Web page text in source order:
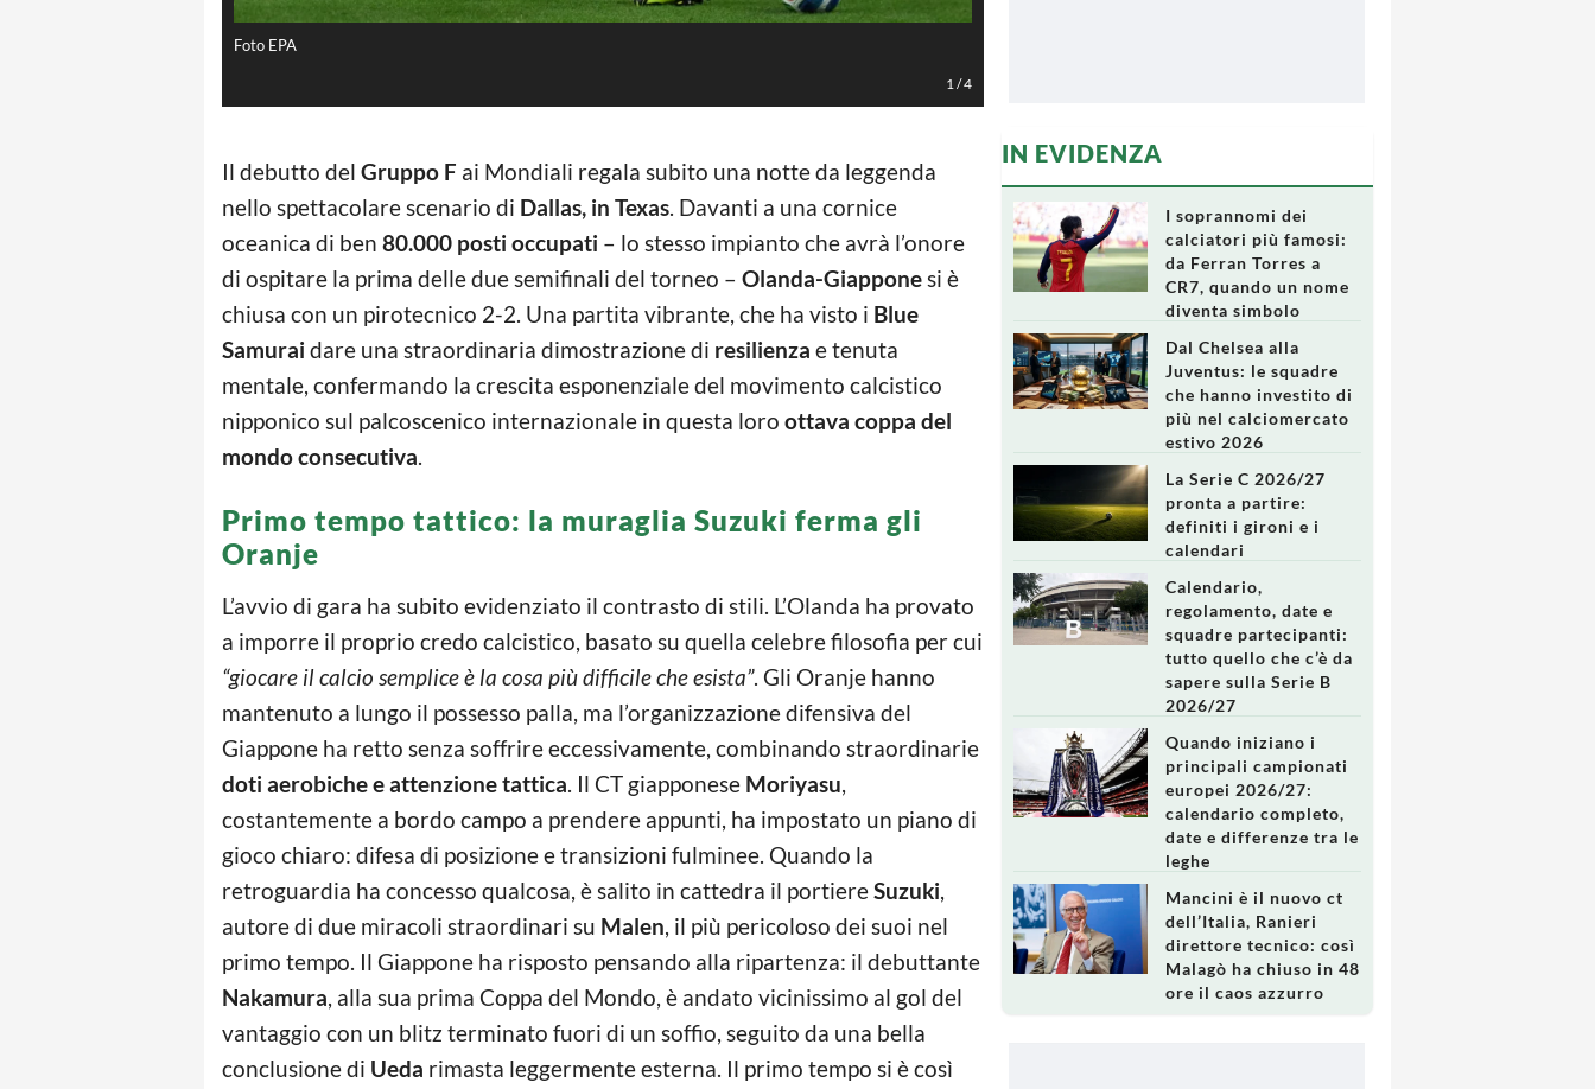
Foto EPA
1/4
Il debutto del Gruppo F ai Mondiali regala subito una notte da leggenda
nello spettacolare scenario di Dallas, in Texas. Davanti a una cornice
oceanica di ben 80.000 posti occupati – lo stesso impianto che avrà l’onore
di ospitare la prima delle due semifinali del torneo – Olanda-Giapponesi è
chiusa con un pirotecnico 2-2. Una partita vibrante, che ha visto i Blue
Samurai dare una straordinaria dimostrazione di resilienza e tenuta
mentale, confermando la crescita esponenziale del movimento calcistico
nipponico sul palcoscenico internazionale in questa loro ottava coppa del
mondo consecutiva.
Primo tempo tattico: la muraglia Suzuki ferma gli
Oranje
L’avvio di gara ha subito evidenziato il contrasto di stili. L’Olanda ha provato
a imporre il proprio credo calcistico, basato su quella celebre filosofia per cui
“giocare il calcio semplice è la cosa più difficile che esista”. Gli Oranje hanno
mantenuto a lungo il possesso palla, ma l’organizzazione difensiva del
Giappone ha retto senza soffrire eccessivamente, combinando straordinarie
doti aerobiche e attenzione tattica. Il CT giapponese Moriyasu,
costantemente a bordo campo a prendere appunti, ha impostato un piano di
gioco chiaro: difesa di posizione e transizioni fulminee. Quando la
retroguardia ha concesso qualcosa, è salito in cattedra il portiereSuzuki,
autore di due miracoli straordinari su Malen, il più pericoloso dei suoi nel
primo tempo. Il Giappone ha risposto pensando alla ripartenza: il debuttante
Nakamura, alla sua prima Coppa del Mondo, è andato vicinissimo al gol del
vantaggio con un blitz terminato fuori di un soffio, seguito da una bella
conclusione di Ueda rimasta leggermente esterna. Il primo tempo si è così
IN EVIDENZA
I soprannomi dei
calciatori più famosi:
da Ferran Torres a
CR7, quando un nome
diventa simbolo
Dal Chelsea alla
Juventus: le squadre
che hanno investito di
più nel calciomercato
estivo 2026
La Serie C 2026/27
pronta a partire:
definiti i gironi e i
calendari
Calendario,
regolamento, date e
squadre partecipanti:
tutto quello che c’è da
sapere sulla Serie B
2026/27
Quando iniziano i
principali campionati
europei 2026/27:
calendario completo,
date e differenze tra le
leghe
Mancini è il nuovo ct
dell’Italia, Ranieri
direttore tecnico: così
Malagò ha chiuso in 48
ore il caos azzurro